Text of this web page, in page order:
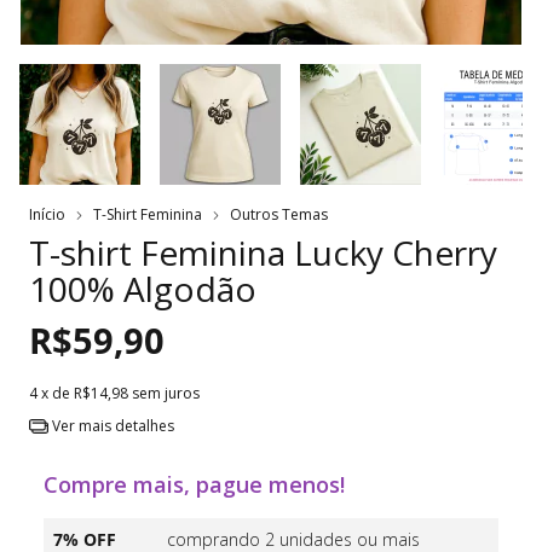
Início T-Shirt Feminina Outros Temas
T-shirt Feminina Lucky Cherry
100% Algodão
R$59,90
4x de R$14,98 sem juros
Ver mais detalhes
Compre mais, pague menos!
7% OFF
comprando 2 unidades ou mais